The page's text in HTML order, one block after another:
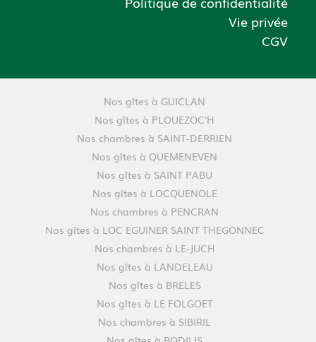
Vie privée
CGV
Nos gîtes à GUICLAN
Nos gîtes à PLOUEZOC'H
Nos chambres à SAINT-DERRIEN
Nos gîtes à QUEMENEVEN
Nos gîtes à SAINT PABU
Nos gîtes à LOCQUENOLE
Nos chambres à PENCRAN
Nos gîtes à LOC EGUINER SAINT THEGONNEC
Nos chambres à LE-JUCH
Nos gîtes à LANDELEAU
Nos gîtes à BRELES
Nos gîtes à LE FOLGOET
Nos chambres à SIBIRIL